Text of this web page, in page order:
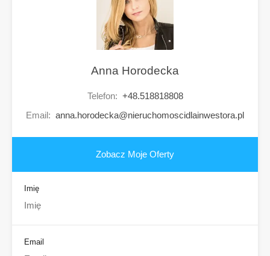
Anna Horodecka
Telefon: +48.518818808
Email: anna.horodecka@nieruchomoscidlainwestora.pl
Zobacz Moje Oferty
Imię
Email